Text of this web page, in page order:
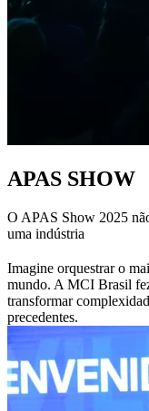
APAS SHOW
O APAS Show 2025
uma indústria
Imagine orquestrar o
mundo. A MCI Brasil
transformar
precedentes.